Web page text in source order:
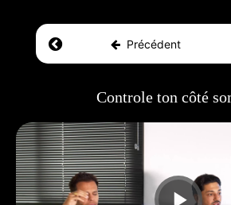
Return to course:
Précédent
Masterlife
Controle ton côté